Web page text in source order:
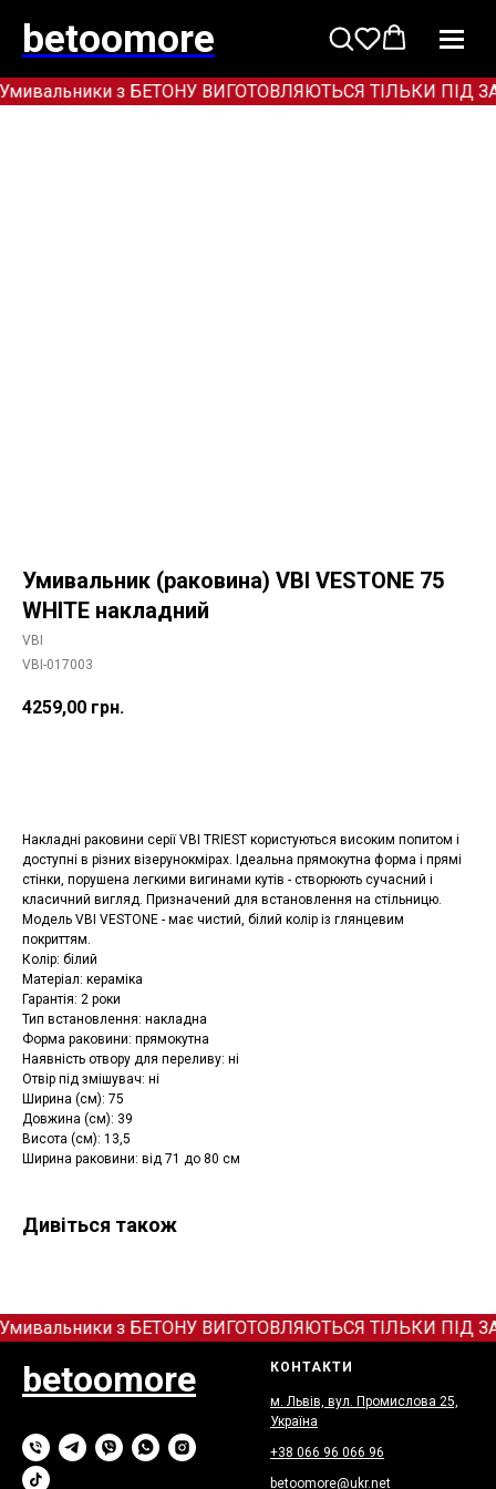
betoomore
з БЕТОНУ ВИГОТОВЛЯЮТЬСЯ ТІЛЬКИ ПІД
Умивальник (раковина) VBI VESTONE 75
WHITE накладний
VBI
VBI-017003
4259,00 грн.
Накладні раковини серії VBI TRIEST користуються високим попитом і
доступні в різних візерунокмірах. Ідеальна прямокутна форма і прямі
стінки, порушена легкими вигинами кутів - створюють сучасний і
класичний вигляд. Призначений для встановлення на стільницю.
Модель VBI VESTONE - має чистий, білий колір із глянцевим
покриттям.
Колір: білий
Матеріал: кераміка
Гарантія: 2 роки
Тип встановлення: накладна
Форма раковини: прямокутна
Наявність отвору для переливу: ні
Отвір під змішувач: ні
Ширина (см): 75
Довжина (см): 39
Висота (см): 13,5
Ширина раковини: від 71 до 80 см
Дивіться також
з БЕТОНУ ВИГОТОВЛЯЮТЬСЯ ТІЛЬКИ ПІД
betoomore КОНТАКТИ
м. Львів, вул. Промислова 25,
Україна
+38 066 96 066 96
betoomore@ukr.net